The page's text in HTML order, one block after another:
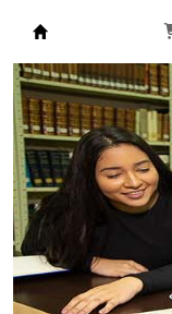
Biblioteca